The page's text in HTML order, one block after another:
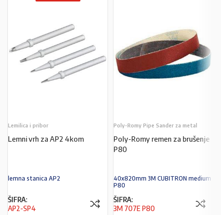
Lemilica i pribor
Lemni vrh za AP2 4kom
lemna stanica AP2
ŠIFRA:
AP2-SP4
Poly-Romy Pipe Sander za metal
Poly-Romy remen za brušenje
P80
40x820mm 3M CUBITRON medium
P80
ŠIFRA:
3M 707E P80